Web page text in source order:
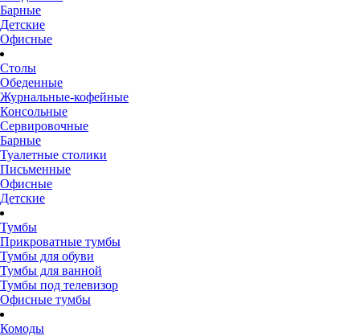
Барные
Детские
Офисные
Столы
Обеденные
Журнальные-кофейные
Консольные
Сервировочные
Барные
Туалетные столики
Письменные
Офисные
Детские
Тумбы
Прикроватные тумбы
Тумбы для обуви
Тумбы для ванной
Тумбы под телевизор
Офисные тумбы
Комоды